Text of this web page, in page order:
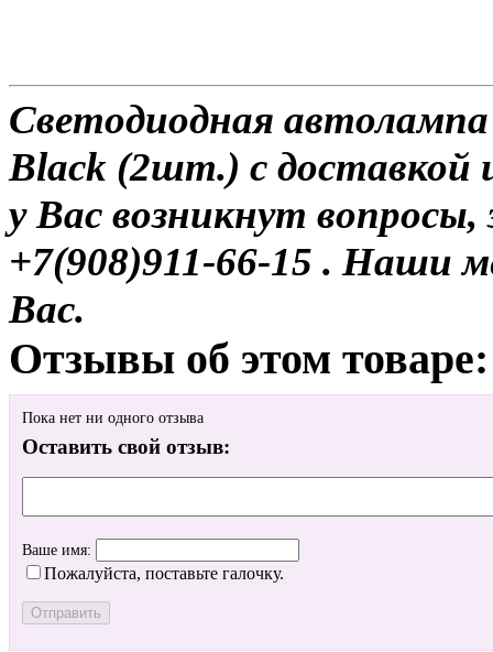
Светодиодная
Black (2шт.) с доставкой
у Вас возникнут
+7(908)911-66-15 . Наши
Вас.
Отзывы об этом товаре:
Пока нет ни одного отзыва
Оставить свой отзыв:
Ваше имя:
Пожалуйста, поставьте галочку.